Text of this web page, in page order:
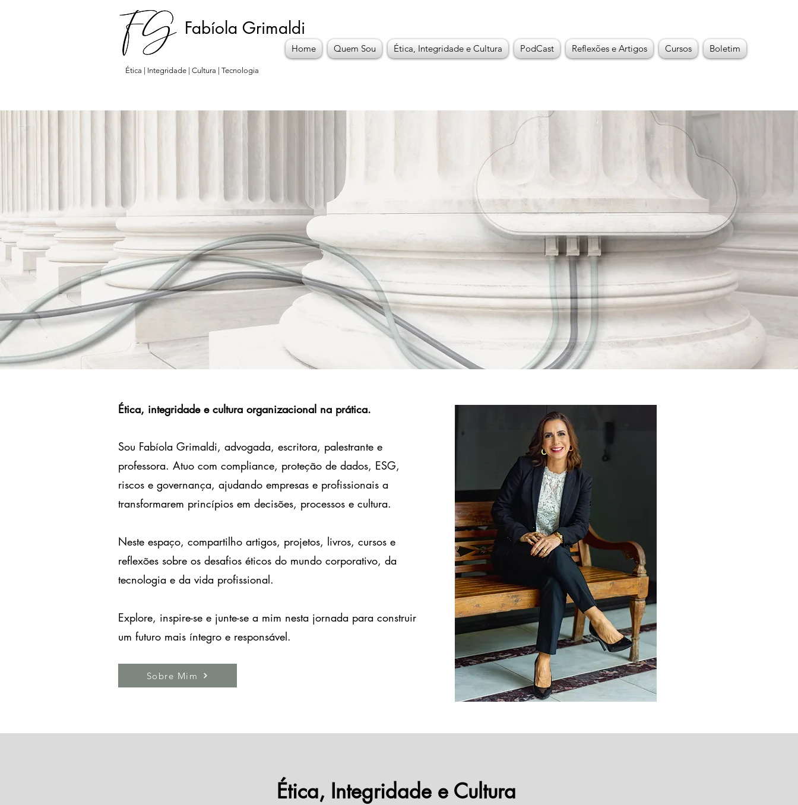
Fabíola Grimaldi
Ética | Integridade | Cultura | Tecnologia
Home Quem Sou Ética, Integridade e Cultura PodCast Reflexões e Artigos Cursos Boletim
Ética, integridade e cultura organizacional na prática.
Sou Fabíola Grimaldi, advogada, escritora, palestrante e
professora. Atuo com compliance, proteção de dados, ESG,
riscos e governança, ajudando empresas e profissionais a
transformarem princípios em decisões, processos e cultura.
Neste espaço, compartilho artigos, projetos, livros, cursos e
reflexões sobre os desafios éticos do mundo corporativo, da
tecnologia e da vida profissional.
Explore, inspire-se e junte-se a mim nesta jornada para construir
um futuro mais íntegro e responsável.
Sobre Mim
Ética, Integridade e Cultura